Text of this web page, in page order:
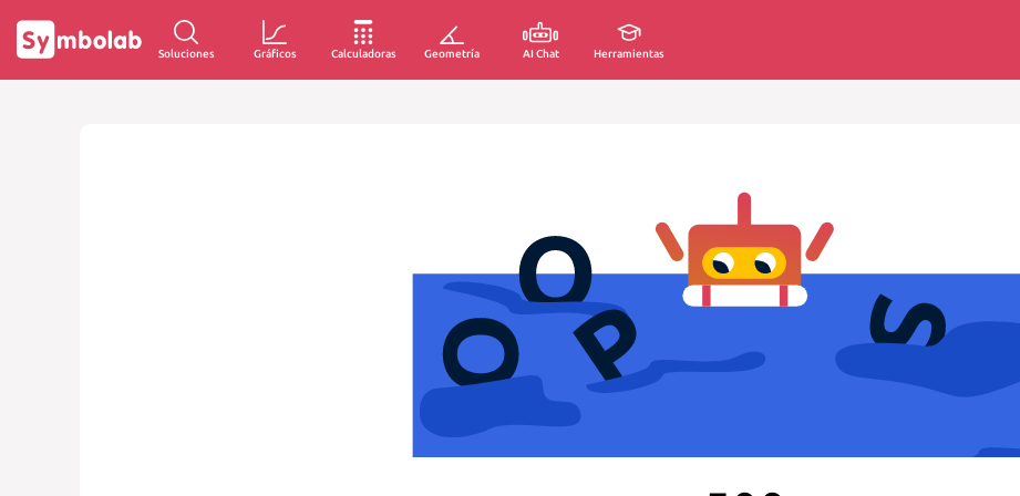
Soluciones Gráficos Calculadoras Geometría AI Chat Herramientas